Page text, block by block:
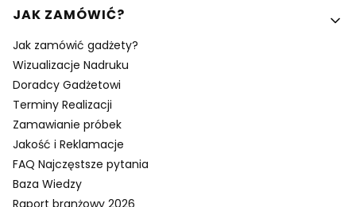
Linki w stopce
JAK ZAMÓWIĆ?
Jak zamówić gadżety?
Wizualizacje Nadruku
Doradcy Gadżetowi
Terminy Realizacji
Zamawianie próbek
Jakość i Reklamacje
FAQ Najczęstsze pytania
Baza Wiedzy
Raport branżowy 2026